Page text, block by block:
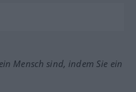
Mensch sind, indem Sie ein